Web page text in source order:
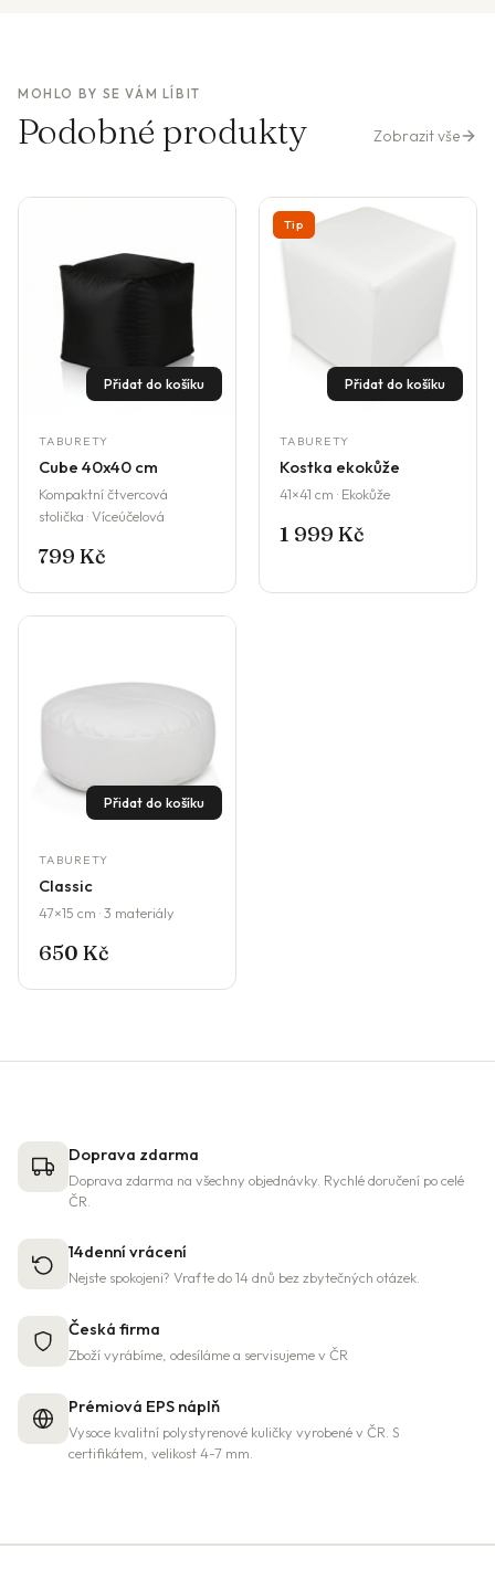
MOHLO BY SE VÁM LÍBIT
Podobné produkty Zobrazit vše
Přidat do košíku
TABURETY
Cube 40x40 cm
Kompaktní čtvercová
stolička · Víceúčelová
799 Kč
Tip
Přidat do košíku
TABURETY
Kostka ekokůže
41×41 cm · Ekokůže
1 999 Kč
Přidat do košíku
TABURETY
Classic
47×15 cm · 3 materiály
650 Kč
Doprava zdarma
Doprava zdarma na všechny objednávky. Rychlé doručení po celé
ČR.
14denní vrácení
Nejste spokojeni? Vraťte do 14 dnů bez zbytečných otázek.
Česká firma
Zboží vyrábíme, odesíláme a servisujeme v ČR
Prémiová EPS náplň
Vysoce kvalitní polystyrenové kuličky vyrobené v ČR. S
certifikátem, velikost 4-7 mm.